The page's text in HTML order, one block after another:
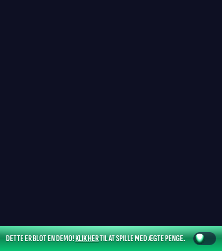
DETTE ER BLOT EN DEMO!KLIK HERTIL AT SPILLE MED ÆGTE PENGE.